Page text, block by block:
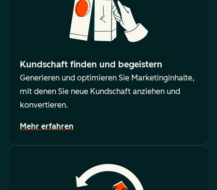
Kundschaft finden und begeistern
Generieren und optimieren Sie Marketinginhalte,
mit denen Sie neue Kundschaft anziehen und
konvertieren.
Mehr erfahren